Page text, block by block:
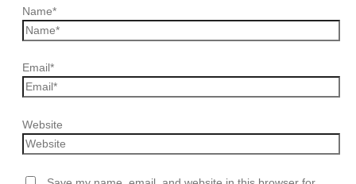
Name*
Email*
Website